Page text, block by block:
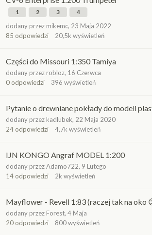
1 2 3 4
dodany przez mikemc, 23 Maja 2022
85 odpowiedzi 20,5k wyświetleń
Części do Missouri 1:350 Tamiya
dodany przez robloz, 16 Czerwca
0 odpowiedzi 396 wyświetleń
Pytanie o drewniane pokłady do modeli
dodany przez kadlubek, 22 Maja 2020
24 odpowiedzi 4,7k wyświetleń
IJN KONGO Angraf MODEL 1:200
dodany przezAdamo722, 9 Lutego
14 odpowiedzi 2k wyświetleń
Mayflower - Revell 1:83 (raczej tak na oko
dodany przez Forest, 4 Maja
20 odpowiedzi 800wyświetleń